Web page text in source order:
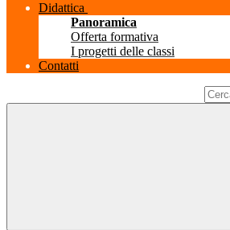
Didattica
Panoramica
Offerta formativa
I progetti delle classi
Contatti